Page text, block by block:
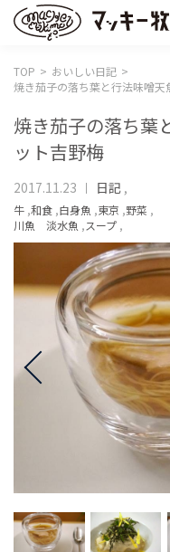
TOP
おいしい日記
焼き茄子の落ち葉と行法味噌
焼き茄子の落ち葉
ット吉野梅
2017.11.23 日記 ,
牛 ,和食 ,白身魚 ,東京 ,野菜 ,
川魚 淡水魚 ,スープ ,